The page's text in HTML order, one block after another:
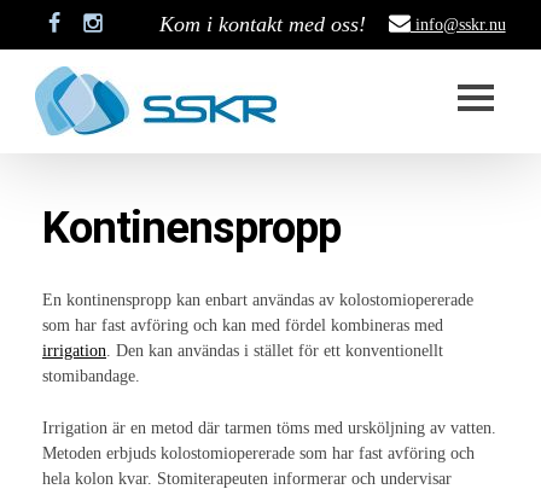
Kom i kontakt med oss! info@sskr.nu
SSKR
Stadgar
Historik
Medlemskap
Stipendium
Kontinenspropp
En kontinenspropp kan enbart användas av kolostomiopererade
som har fast avföring och kan med fördel kombineras med
irrigation . Den kan användas i stället för ett konventionellt
stomibandage.
Irrigation är en metod där tarmen töms med ursköljning av vatten.
Metoden erbjuds kolostomiopererade som har fast avföring och
hela kolon kvar. Stomiterapeuten informerar och undervisar